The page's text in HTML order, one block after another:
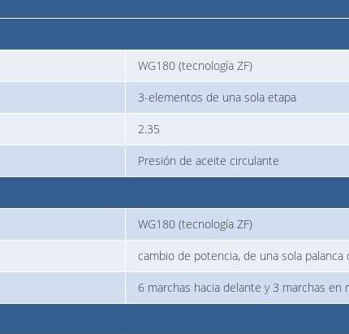
WG180 (tecnología ZF)
3-elementos de una sola etapa
2.35
Presión de aceite circulante
WG180 (tecnología ZF)
cambio de potencia, de una sola
6 marchas hacia delante y 3 marchas en